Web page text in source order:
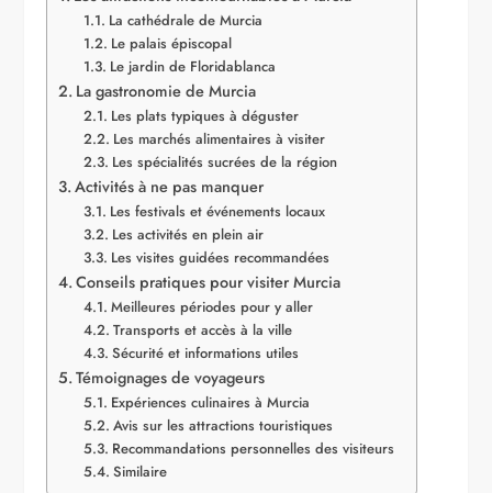
La cathédrale de Murcia
Le palais épiscopal
Le jardin de Floridablanca
La gastronomie de Murcia
Les plats typiques à déguster
Les marchés alimentaires à visiter
Les spécialités sucrées de la région
Activités à ne pas manquer
Les festivals et événements locaux
Les activités en plein air
Les visites guidées recommandées
Conseils pratiques pour visiter Murcia
Meilleures périodes pour y aller
Transports et accès à la ville
Sécurité et informations utiles
Témoignages de voyageurs
Expériences culinaires à Murcia
Avis sur les attractions touristiques
Recommandations personnelles des visiteurs
Similaire